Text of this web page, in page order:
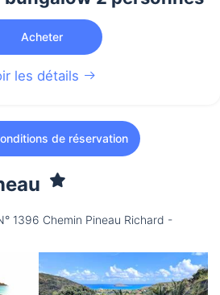
Acheter
les détails
de réservation
1396 Chemin Pineau Richard -